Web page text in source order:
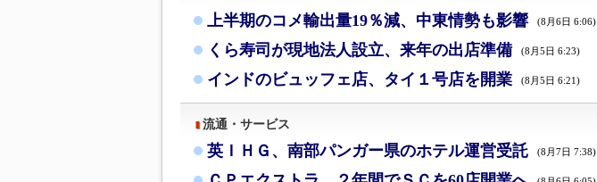
上半期のコメ輸出量19％減、中東情勢も影響 (8月6日 6:06)
くら寿司が現地法人設立、来年の出店準備 (8月5日 6:23)
インドのビュッフェ店、タイ１号店を開業 (8月5日 6:21)
流通・サービス
英ＩＨＧ、南部パンガー県のホテル運営受託 (8月7日 7:38)